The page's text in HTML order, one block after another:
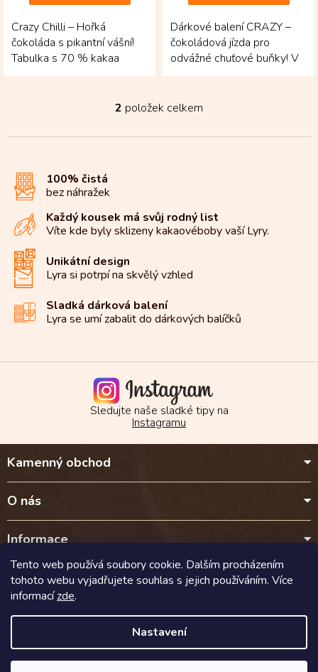
Tento web používá soubory cookie. Dalším procházením
tohoto webu vyjadřujete souhlas s jejich používáním. Více
informacízde.
Nastavení
Crazy Chilli – Hořká
čokoláda s pikantní vášní!
Tabulka s 70 % kakaa
pochází z Venezuely a je
Dárkové balení CRAZY –
čokoládová jízda pro
odvážné chuťové buňky! V
elegantní sadě se ukrývá
O
l
í
p
r
y
ý
p
2 položek celkem
100% čistá
bez náhražek
Každý kousek má svůj rodný list
Víte kde byly sklizeny kakaovéboby vaší Lyry.
Unikátní design
Lyra si potrpí na skvělý vzhled
Sladká dárková balení
Lyra se umí zabalit do dárkových balíčků
Sledujte naše sladké tipy na
Instagramu
p
Kamenný obchod
O nás
Informace
Kontakt
Doprava a platba
Copyright 2026Cokoladalyra.cz. Všechna práva vyhrazena.